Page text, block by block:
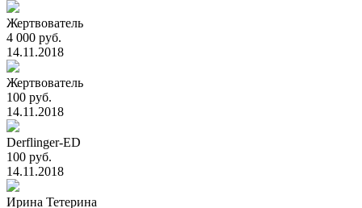
Жертвователь
4 000 руб.
14.11.2018
Жертвователь
100 руб.
14.11.2018
Derflinger-ED
100 руб.
14.11.2018
Ирина Тетерина